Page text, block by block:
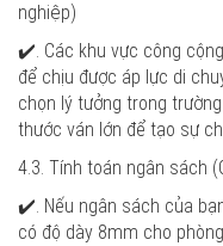
nghiệp)
✔️. Các khu vực công
để chịu được áp lực di
chọn lý tưởng trong
thước ván lớn để tạo sự
4.3. Tính toán ngân sách
✔️. Nếu ngân sách của
có độ dày 8mm cho